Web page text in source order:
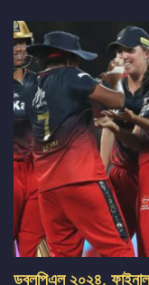
ডব্লুপিএল ২০২৪, ফাইনাল,